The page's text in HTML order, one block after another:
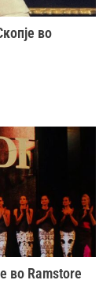
во
во Ramstore